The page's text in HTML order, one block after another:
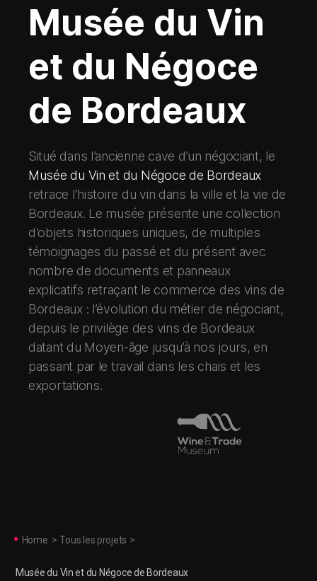
Musée du Vin
et du Négoce
de Bordeaux
Situé dans l’ancienne cave d’un négociant, le
Musée du Vin et du Négoce de Bordeaux
retrace l’histoire du vin dans la ville et la vie de
Bordeaux. Le musée présente une collection
d’objets historiques uniques, de multiples
témoignages du passé et du présent avec
nombre de documents et panneaux
explicatifs retraçant le commerce des vins de
Bordeaux : l’évolution du métier de négociant,
depuis le privilège des vins de Bordeaux
datant du Moyen-âge jusqu’à nos jours, en
passant par le travail dans les chais et les
exportations.
Home > Tous les projets >
Musée du Vin et du Négoce de Bordeaux